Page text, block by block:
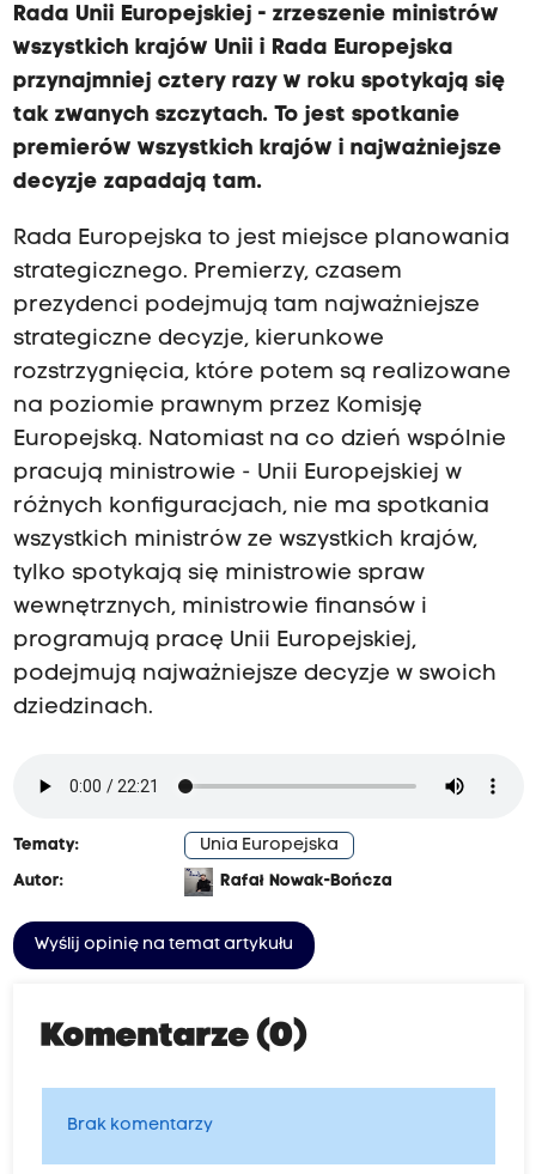
Rada Unii Europejskiej - zrzeszenie ministrów
wszystkich krajów Unii i Rada Europejska
przynajmniej cztery razy w roku spotykają się
tak zwanych szczytach. To jest spotkanie
premierów wszystkich krajów i najważniejsze
decyzje zapadają tam.
Rada Europejska to jest miejsce planowania
strategicznego. Premierzy, czasem
prezydenci podejmują tam najważniejsze
strategiczne decyzje, kierunkowe
rozstrzygnięcia, które potem są realizowane
na poziomie prawnym przez Komisję
Europejską. Natomiast na co dzień wspólnie
pracują ministrowie - Unii Europejskiej w
różnych konfiguracjach, nie ma spotkania
wszystkich ministrów ze wszystkich krajów,
tylko spotykają się ministrowie spraw
wewnętrznych, ministrowie finansów i
programują pracę Unii Europejskiej,
podejmują najważniejsze decyzje w swoich
dziedzinach.
Tematy:
Unia Europejska
Autor:
Rafał Nowak-Bończa
Wyślij opinię na temat artykułu
Komentarze (0)
Brak komentarzy